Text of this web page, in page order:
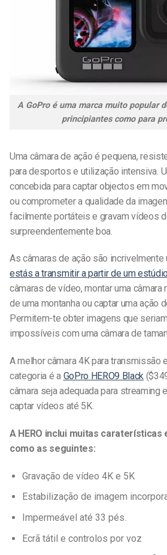
A GoPro é uma marca muito popular
principiantes como para
Uma câmara de ação é pequena,
para desportos e utilização intensiva.
concebida para captar objectos em
ou comprometer a qualidade da
facilmente portáteis e gravam vídeos
surpreendentemente boa.
As câmaras de ação são
estás a transmitir a partir de um estúdio
câmaras de vídeo, montar uma câmara
de uma montanha ou captar uma ação
Permitem-te obter imagens que
impossíveis com uma câmara de
A melhor câmara 4K para transmissão
categoria é a GoPro HERO9 Black
câmara seja adequada para streaming
captar vídeos até 5K.
A HERO inclui muitas caraterísticas
como as seguintes:
Gravação de vídeo 4K e 5K
Estabilização de imagem
Impermeável até 33 pés.
Ecrã tátil e controlos por voz